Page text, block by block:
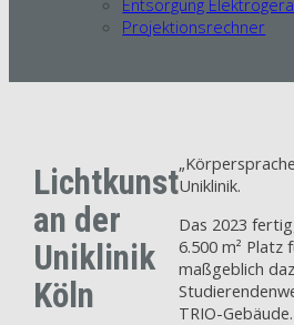
Projektionsrechner
Lichtkunst
an der
Uniklinik
Köln
Uniklinik.
Das 2023
6.500 m²
maßgeblich
TRIO-